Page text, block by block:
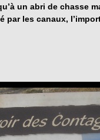
un abri de chasse
les canaux,